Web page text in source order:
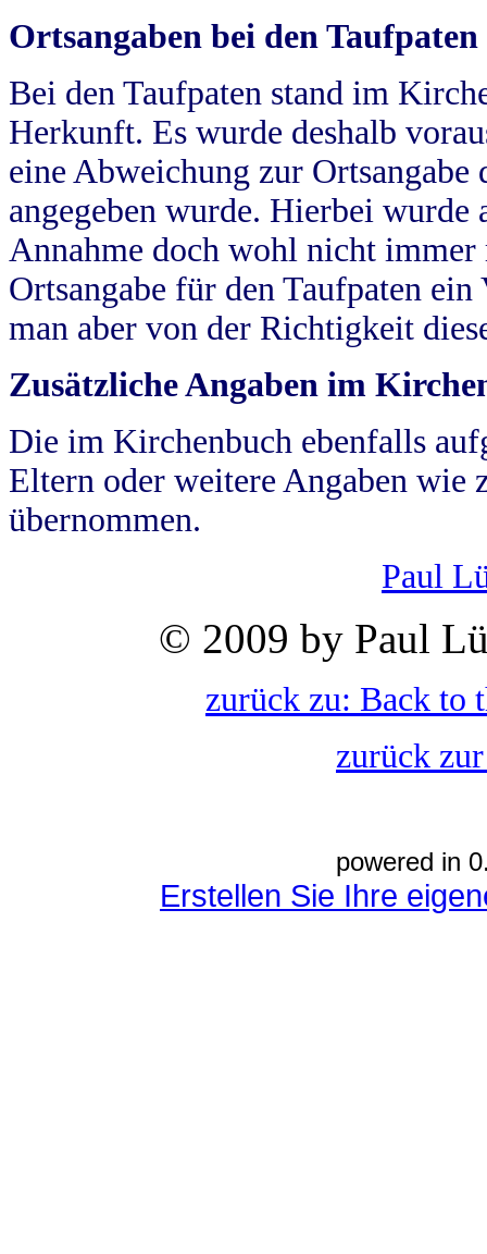
Ortsangaben bei den Taufpaten
Bei den Taufpaten stand im
Herkunft. Es wurde deshalb
eine Abweichung zur
angegeben wurde. Hierbei wurde
Annahme doch wohl nicht
Ortsangabe für den Taufpaten
man aber von der Richtigkeit
Zusätzliche Angaben im
Die im Kirchenbuch ebenfalls
Eltern oder weitere Angaben wie
übernommen.
Paul
© 2009 by Paul
zurück zu: Back to
zurück
powered in
Erstellen Sie Ihre